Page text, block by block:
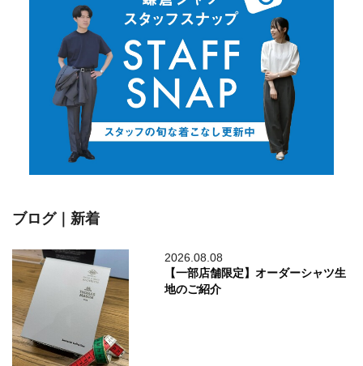
ブログ｜新着
2026.08.08
【一部店舗限定】オーダーシャツ生
地のご紹介